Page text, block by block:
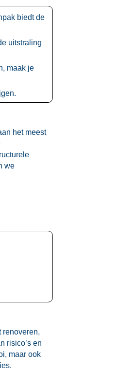
biedt de
uitstraling
maak je
het meest
we
renoveren,
risico’s en
maar ook